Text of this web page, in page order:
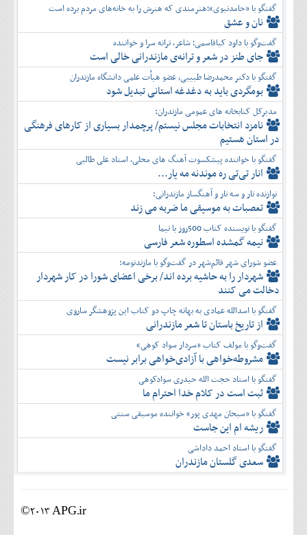
گفتگو با «حامدنبوی»؛هنرمندی که هنرش را به خانه‌های مردم برده است
نان و عشق
گفت‌وگو با داود کیاقاسمی؛ شاعر، ترانه سرا و خواننده
جای طنز در شعر و ترانه‌ی مازندرانی خالی است
گفتگو با دکتر محمدرضا طبیبی، عضو هیأت علمی دانشگاه مازندران
بومگردی باید به دغدغه استانی تبدیل شود
مدیرکل کتابخانه های عمومی مازندران:
نامزد انتخابات مجلس نیستم/ پرچمدار بسیاری از کارهای فرهنگی
در استان هستیم
گفتگو با خواننده پیشکسوت آهنگ های محلی، استاد علی طالبی
انار تی‌تی ره موندنه مه یار...
نوازنده تار و سه تار و آهنگساز مازندرانی:
تعصبات به موسیقی ما ضربه می زند
گفتگو با نویسنده کتاب 500روز با نیما
نیمه گمشده اسطوره شعر فارسی
عضو شورای شهر قائم‌شهر در گفت‌و‌گو با مازندنومه:
شهردار را به حاشیه برده اند/ برخی اعضای شورا در کار شهردار
دخالت می کنند
گفتگو با اسدالله عمادی به بهانه چاپ دو کتاب این پژوهشگر ساروی
از تاریخ باستان تا شعر مازندرانی
گفت‌وگو با مولف کتاب «سردار سواد کوهی»
مشروطه‌خواهی با آزادی‌خواهی برابر نیست
گفتگو با استاد حجت الله حیدری سوادکوهی
ثبت است در کلام خدا احترام ما
گفتگو با «سبحان مهدی پور» خواننده موسیقی سنتی
ریشه ام این جاست
گفتگو با استاد احمد داداشی
سعدی گلستان مازندران
©2013 APG.ir